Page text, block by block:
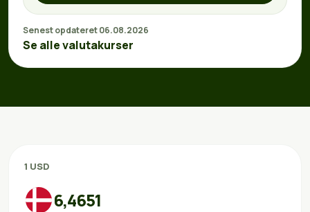
Senest opdateret 06.08.2026
Se alle valutakurser
1 USD
6,4651